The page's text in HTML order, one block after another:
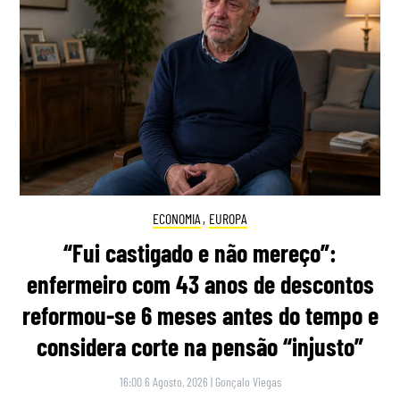
ECONOMIA , EUROPA
“Fui castigado e não mereço”:
enfermeiro com 43 anos de descontos
reformou-se 6 meses antes do tempo e
considera corte na pensão “injusto”
16:00 6 Agosto, 2026 | Gonçalo Viegas